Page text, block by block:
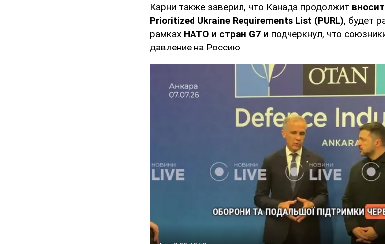
Карни также заверил, что Канада продолжит
Prioritized Ukraine Requirements List (PURL), будет
рамках НАТО и стран G7 и подчеркнул, что
давление на Россию.